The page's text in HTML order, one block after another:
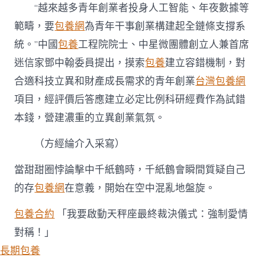
“越來越多青年創業者投身人工智能、年夜數據等
範疇，要包養網為青年干事創業構建起全鏈條支撐系
統。”中國包養工程院院士、中星微團體創立人兼首席
迷信家鄧中翰委員提出，摸索包養建立容錯機制，對
合適科技立異和財產成長需求的青年創業台灣包養網
項目，經評價后答應建立必定比例科研經費作為試錯
本錢，營建濃重的立異創業氣氛。
（方經綸介入采寫）
當甜甜圈悖論擊中千紙鶴時，千紙鶴會瞬間質疑自己
的存包養網在意義，開始在空中混亂地盤旋。
包養合約 「我要啟動天秤座最終裁決儀式：強制愛情
對稱！」
長期包養